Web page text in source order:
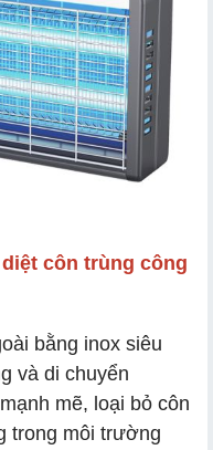
côn trùng công
bằng inox siêu
và di chuyển
mẽ, loại bỏ côn
trong môi trường